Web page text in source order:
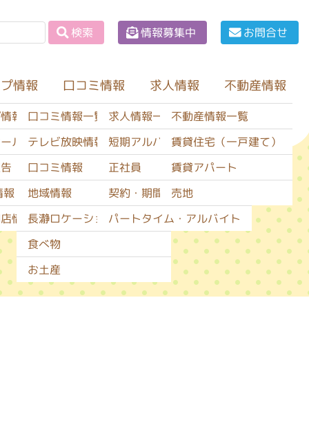
検索 情報募集中 お問合せ
情報
報一覧
ル情報
報
情報
口コミ情報
口コミ情報一覧
テレビ放映情報
口コミ情報
地域情報
長瀞ロケーションサービス
食べ物
お土産
求人情報
求人情報一覧
短期アルバイト
正社員
契約・期間社員
パートタイム・アルバイト
不動産情報
不動産情報一覧
賃貸住宅（一戸建て）
賃貸アパート
売地